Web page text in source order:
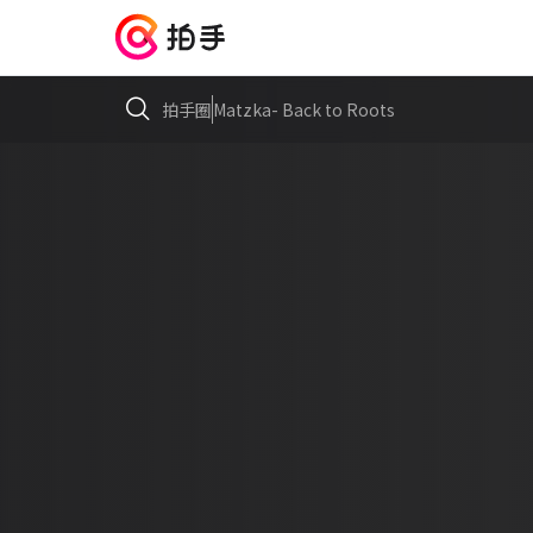
拍手圈Matzka- Back to Roots